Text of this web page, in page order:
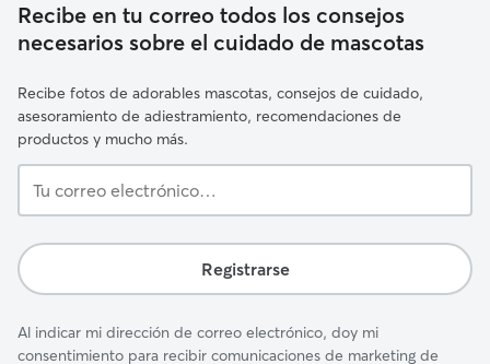
Recibe en tu correo todos los consejos
necesarios sobre el cuidado de mascotas
Recibe fotos de adorables mascotas, consejos de cuidado,
asesoramiento de adiestramiento, recomendaciones de
productos y mucho más.
correo
Registrarse
Al indicar mi dirección de correo electrónico, doy mi
consentimiento para recibir comunicaciones de marketing de